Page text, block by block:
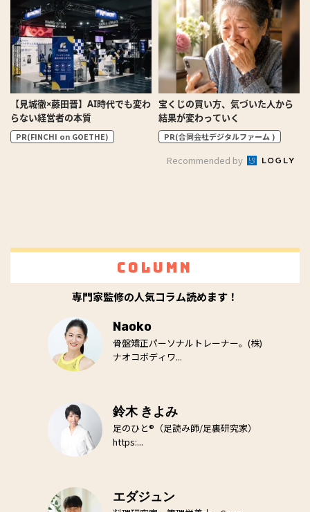
【見城徹×藤田晋】AI時代でも変わ
らない経営者の本質
PR(FINCHI on GOETHE)
宝くじの買い方、気づいた人から
結果が変わっていく
PR(合同会社デジタルファーム )
Recommended by
Column
専門家監修の人気コラム読めます！
Naoko
骨盤矯正パーソナルトレーナー。(株)
ナオコボディワ...
鈴木 きよみ
足のひと®（足読み師/足裏研究家）
https:...
エダジュン